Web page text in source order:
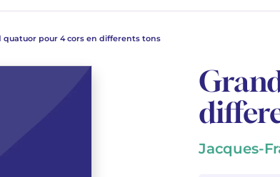
quatuor pour 4 cors en differents tons
Jacques-